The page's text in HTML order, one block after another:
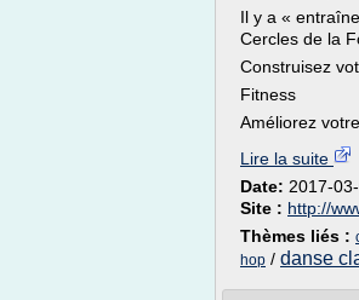
Il y a «
Cercles de la
Construisez
Fitness
Améliorez
Lire la suite
Date: 2017-
Site : http://
Thèmes liés :
hop / danse